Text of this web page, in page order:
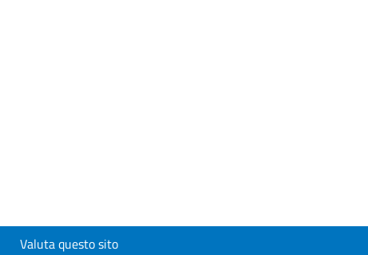
Valuta questo sito